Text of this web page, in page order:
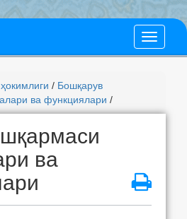
/ Бошқарув
ва функциялари /
ва